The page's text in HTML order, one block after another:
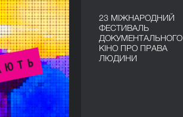
23 МІЖНАРОДНИЙ
ФЕСТИВАЛЬ
ДОКУМЕНТАЛЬНОГО
КІНО ПРО ПРАВА
ЛЮДИНИ